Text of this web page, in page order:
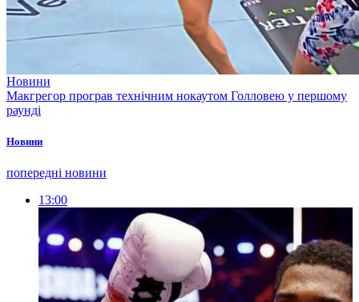
Новини
Макгрегор програв технічним нокаутом Голловею у першому
раунді
Новини
попередні новини
13:00